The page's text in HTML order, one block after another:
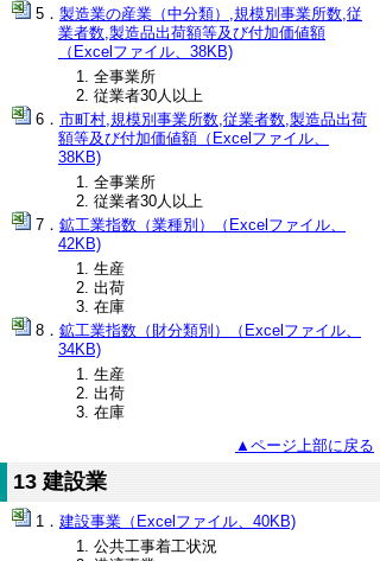
製造業の産業（中分類）,規模別事業所数,従
業者数,製造品出荷額等及び付加価値額
（Excelファイル、38KB)
全事業所
従業者30人以上
市町村,規模別事業所数,従業者数,製造品出荷
額等及び付加価値額（Excelファイル、
38KB)
全事業所
従業者30人以上
鉱工業指数（業種別）（Excelファイル、
42KB)
生産
出荷
在庫
鉱工業指数（財分類別）（Excelファイル、
34KB)
生産
出荷
在庫
▲ページ上部に戻る
13 建設業
建設事業（Excelファイル、40KB)
公共工事着工状況